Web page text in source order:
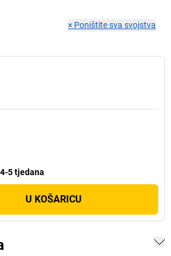
× Poništite sva svojstva
4-5 tjedana
U KOŠARICU